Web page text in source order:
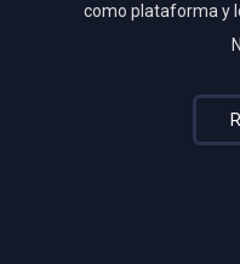
como plataforma y